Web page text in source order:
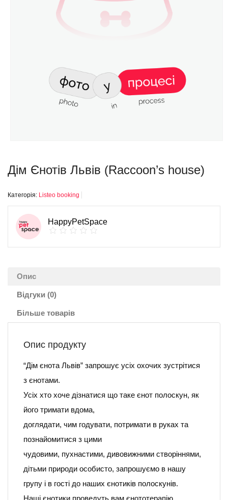
Дім Єнотів Львів (Raccoon’s house)
Категорія: Listeo booking
HappyPetSpace
Опис
Відгуки (0)
Більше товарів
Опис продукту
“Дім єнота Львів” запрошує усіх охочих зустрітися
з єнотами.
Усіх хто хоче дізнатися що таке єнот полоскун, як
його тримати вдома,
доглядати, чим годувати, потримати в руках та
познайомитися з цими
чудовими, пухнастими, дивовижними створіннями,
дітьми природи особисто, запрошуємо в нашу
групу і в гості до наших єнотиків полоскунів.
Наші єнотики проведуть вам єнототерапію,